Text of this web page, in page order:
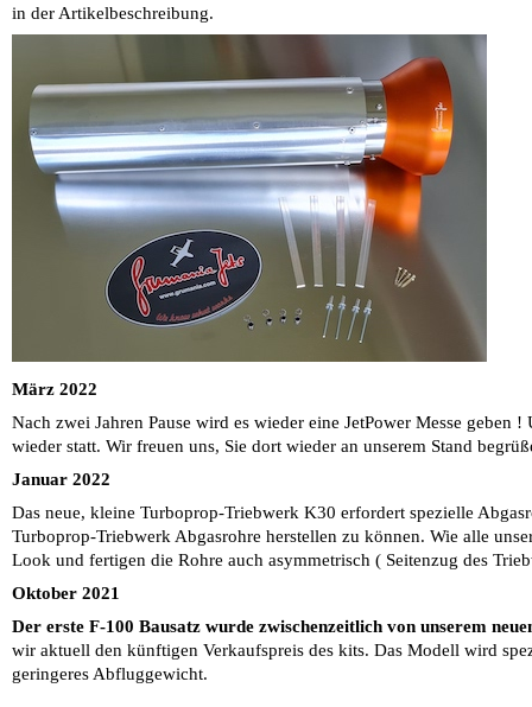
in der Artikelbeschreibung.
März 2022
Nach zwei Jahren Pause wird es wieder eine JetPower Messe
wieder statt. Wir freuen uns, Sie dort wieder an unserem Stand
Januar 2022
Das neue, kleine Turboprop-Triebwerk K30 erfordert spezielle
Turboprop-Triebwerk Abgasrohre herstellen zu können. Wie alle
Look und fertigen die Rohre auch asymmetrisch ( Seitenzug des
Oktober 2021
Der erste F-100 Bausatz wurde zwischenzeitlich von unserem
wir aktuell den künftigen Verkaufspreis des kits. Das Modell wird
geringeres Abfluggewicht.